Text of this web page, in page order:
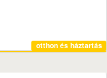
otthon és háztartás